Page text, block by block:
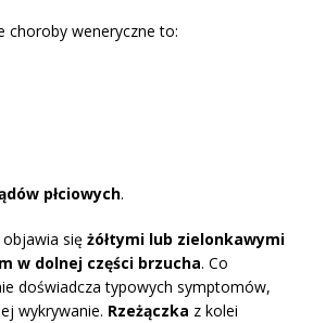
choroby weneryczne to:
płciowych.
się żółtymi lub zielonkawymi
w dolnej części brzucha. Co
doświadcza typowych symptomów,
wykrywanie. Rzeżączka z kolei